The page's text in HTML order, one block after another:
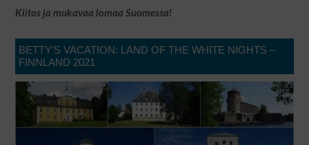
Kiitos ja mukavaa lomaa Suomessa!
BETTY’S VACATION: LAND OF THE WHITE NIGHTS –
FINNLAND 2021